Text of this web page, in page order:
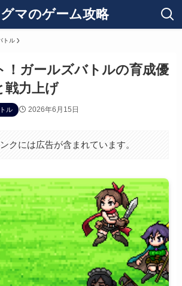
マのゲーム攻略
トル
！ガールズバトルの育成優
戦力上げ
ル 2026年6月15日
クには広告が含まれています。